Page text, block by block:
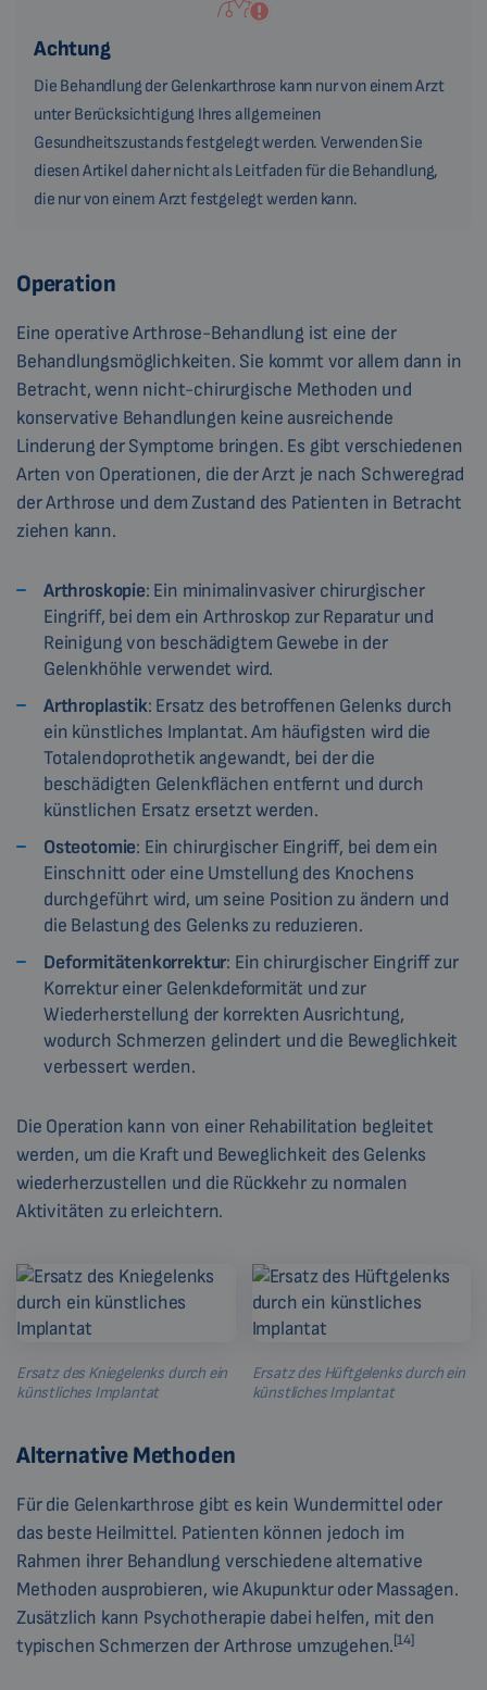
Achtung
Die Behandlung der Gelenkarthrose kann nur von einem Arzt
unter Berücksichtigung Ihres allgemeinen
Gesundheitszustands festgelegt werden. Verwenden Sie
diesen Artikel daher nicht als Leitfaden für die Behandlung,
die nur von einem Arzt festgelegt werden kann.
Operation
Eine operative Arthrose-Behandlung ist eine der
Behandlungsmöglichkeiten. Sie kommt vor allem dann in
Betracht, wenn nicht-chirurgische Methoden und
konservative Behandlungen keine ausreichende
Linderung der Symptome bringen. Es gibt verschiedenen
Arten von Operationen, die der Arzt je nach Schweregrad
der Arthrose und dem Zustand des Patienten in Betracht
ziehen kann.
Arthroskopie: Ein minimalinvasiver chirurgischer
Eingriff, bei dem ein Arthroskop zur Reparatur und
Reinigung von beschädigtem Gewebe in der
Gelenkhöhle verwendet wird.
Arthroplastik: Ersatz des betroffenen Gelenks durch
ein künstliches Implantat. Am häufigsten wird die
Totalendoprothetik angewandt, bei der die
beschädigten Gelenkflächen entfernt und durch
künstlichen Ersatz ersetzt werden.
Osteotomie: Ein chirurgischer Eingriff, bei dem ein
Einschnitt oder eine Umstellung des Knochens
durchgeführt wird, um seine Position zu ändern und
die Belastung des Gelenks zu reduzieren.
Deformitätenkorrektur: Ein chirurgischer Eingriff zur
Korrektur einer Gelenkdeformität und zur
Wiederherstellung der korrekten Ausrichtung,
wodurch Schmerzen gelindert und die Beweglichkeit
verbessert werden.
Die Operation kann von einer Rehabilitation begleitet
werden, um die Kraft und Beweglichkeit des Gelenks
wiederherzustellen und die Rückkehr zu normalen
Aktivitäten zu erleichtern.
Ersatz des Kniegelenks durch ein
künstliches Implantat
Ersatz des Hüftgelenks durch ein
künstliches Implantat
Alternative Methoden
Für die Gelenkarthrose gibt es kein Wundermittel oder
das beste Heilmittel. Patienten können jedoch im
Rahmen ihrer Behandlung verschiedene alternative
Methoden ausprobieren, wie Akupunktur oder Massagen.
Zusätzlich kann Psychotherapie dabei helfen, mit den
typischen Schmerzen der Arthrose umzugehen.[14]